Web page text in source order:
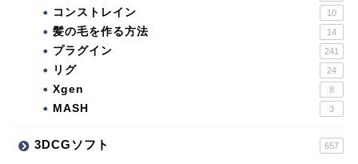
コンストレイン 10
髪の毛を作る方法 14
プラグイン 241
リグ 24
Xgen 8
MASH 3
3DCGソフト 657